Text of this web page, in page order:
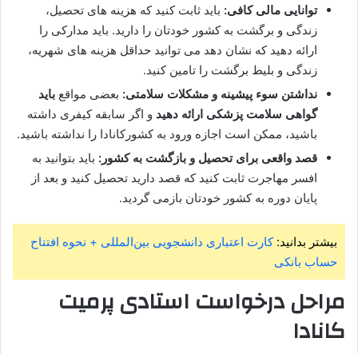
توانایی مالی کافی: باید ثابت کنید که هزینه‌ های تحصیل،
زندگی و برگشت به کشور خودتان را دارید. باید مدارکی را
ارائه دهید که نشان دهد می‌ توانید حداقل هزینه‌ های شهریه،
زندگی و بلیط برگشت را تامین کنید.
نداشتن سوء پیشینه و مشکلات سلامتی: بعضی مواقع باید
گواهی سلامت پزشکی ارائه دهید و اگر سابقه کیفری داشته
باشید، ممکن است اجازه ورود به کشورکانادا را نداشته باشید.
قصد واقعی برای تحصیل و بازگشت به کشور: باید بتوانید به
افسر مهاجرت ثابت کنید که قصد دارید تحصیل کنید و بعد از
پایان دوره به کشور خودتان بازمی‌ گردید.
بیشتر بدانید:کارت اعتباری دانشجویی بین‌المللی + نحوه افتتاح
حساب بانکی
مراحل درخواست استادی پرمیت
کانادا